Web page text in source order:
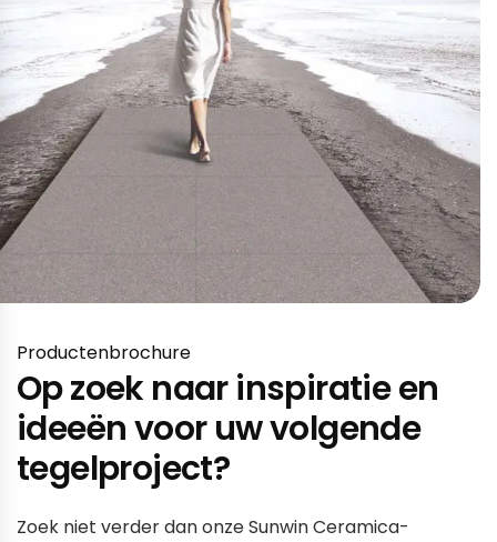
Productenbrochure
Op zoek naar inspiratie en
ideeën voor uw volgende
tegelproject?
Zoek niet verder dan onze Sunwin Ceramica-